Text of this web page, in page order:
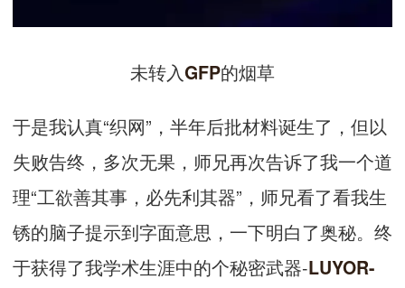
未转入GFP的烟草
于是我认真“织网”，半年后批材料诞生了，但以
失败告终，多次无果，师兄再次告诉了我一个道
理“工欲善其事，必先利其器”，师兄看了看我生
锈的脑子提示到字面意思，一下明白了奥秘。终
于获得了我学术生涯中的个秘密武器-LUYOR-